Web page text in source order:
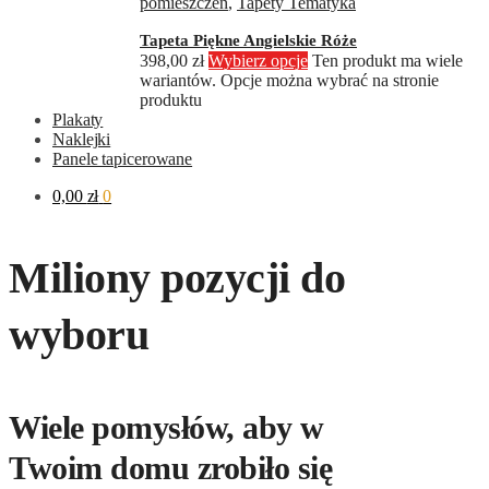
Tapeta Piękne Angielskie Róże
398,00 zł Wybierz opcje Ten produkt ma wiele
wariantów. Opcje można wybrać na stronie
produktu
Plakaty
Naklejki
Panele tapicerowane
0,00 zł 0
Miliony pozycji do
wyboru
Wiele pomysłów, aby w
Twoim domu zrobiło się